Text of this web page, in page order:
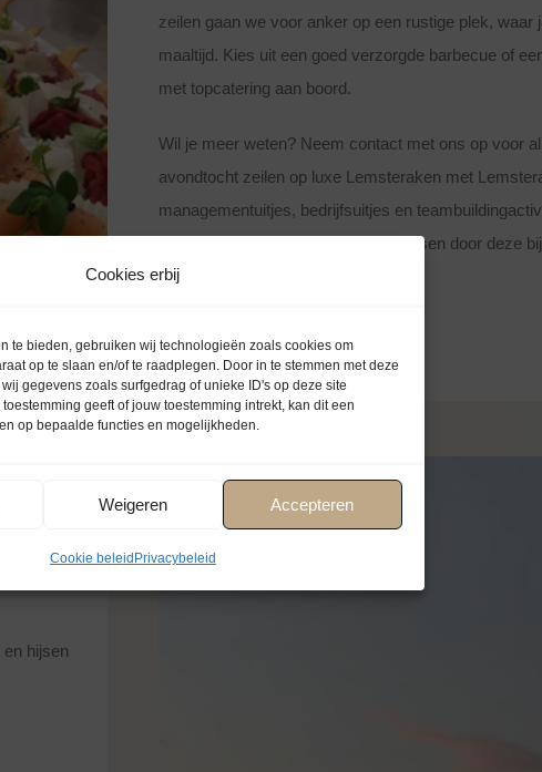
Cookies erbij
te bieden, gebruiken wij technologieën zoals cookies om
op te slaan en/of te raadplegen. Door in te stemmen met deze
gegevens zoals surfgedrag of unieke ID's op deze site
geeft of jouw toestemming intrekt, kan dit een
op bepaalde functies en mogelijkheden.
Accepteren
Weigeren
Cookie beleid Privacybeleid
zeilen gaan we voor anker op een rustige plek, waar
maaltijd. Kies uit een goed verzorgde barbecue of
met topcatering aan boord.
Wil je meer weten? Neem contact met ons op voor
avondtocht zeilen op luxe Lemsteraken met
managementuitjes, bedrijfsuitjes en
onvergetelijke manier. Laat je verrassen door deze
hijsen